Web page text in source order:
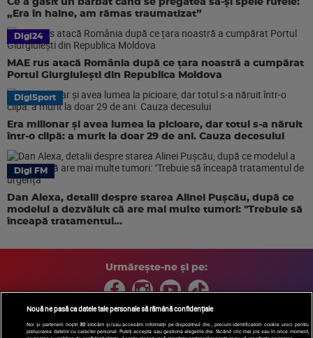
Ce a găsit un bărbat când se pregătea să-și spele rufele:
„Era în haine, am rămas traumatizat”
Digi24
MAE rus atacă România după ce țara noastră a cumpărat
Portul Giurgiulești din Republica Moldova
DigiSport
Era milionar și avea lumea la picioare, dar totul s-a năruit
într-o clipă: a murit la doar 29 de ani. Cauza decesului
Digi FM
Dan Alexa, detalii despre starea Alinei Pușcău, după ce
modelul a dezvăluit că are mai multe tumori: "Trebuie să
înceapă tratamentul...
Urmărește-ne și pe:
Copyright © 2026 / DIGI ROMANIA S.A.
Nouă ne pasă ca datele tale personale să rămână confidențiale
Noi și partenerii noștri30 stocăm și/sau accesăm informații pe dispozitivul dvs., precum identificatorii cookie unici pentru
prelucrarea datelor cu caracter personal. Puteți accepta sau gestiona alegerile dvs. făcând clic mai jos sau în orice moment,